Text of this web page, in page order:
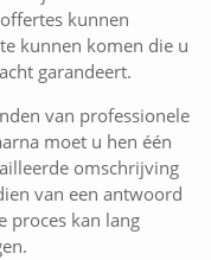
kunnen
kunnen komen die u
garandeert.
van professionele
moet u hen één
omschrijving
van een antwoord
proces kan lang